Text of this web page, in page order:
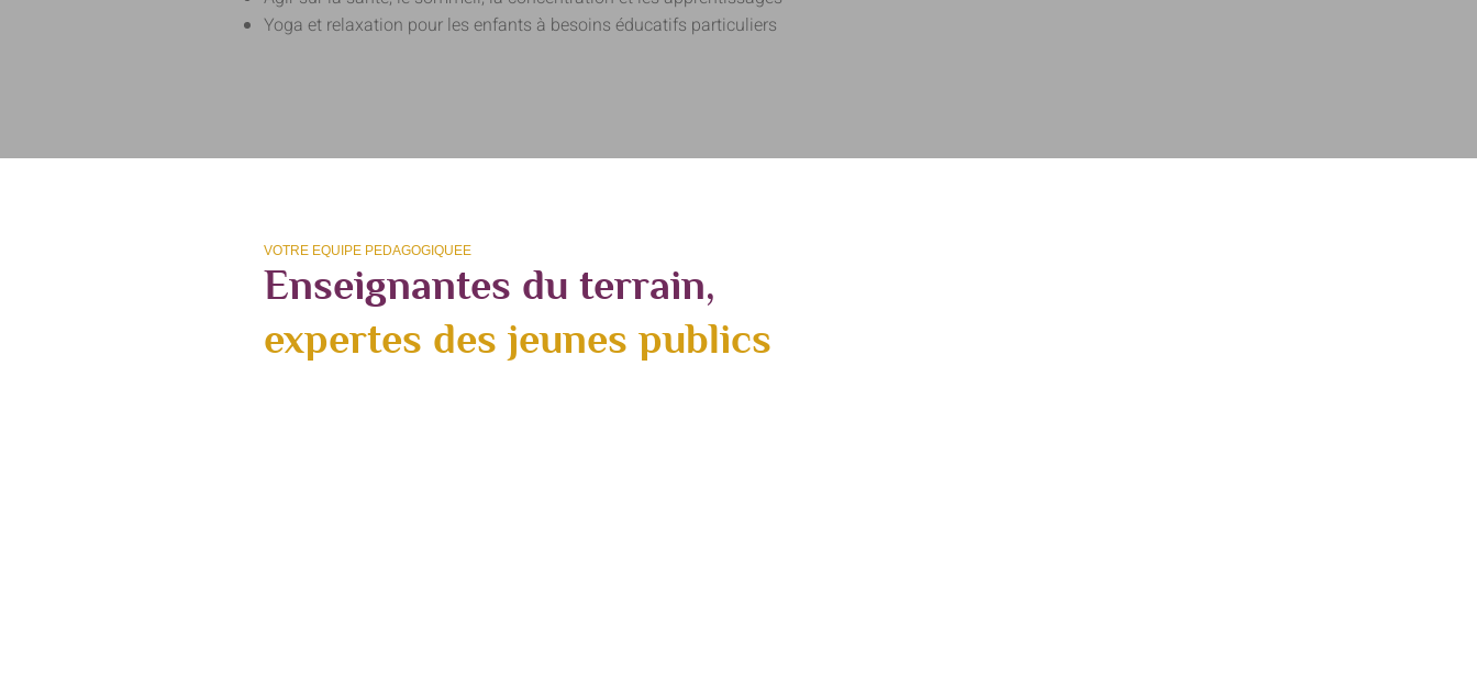
Yoga et relaxation pour les enfants à besoins éducatifs particuliers
VOTRE EQUIPE PEDAGOGIQUEE
Enseignantes du terrain,
expertes des jeunes publics